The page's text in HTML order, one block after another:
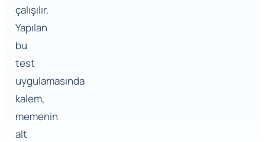
çalışılır.
Yapılan
bu
test
uygulamasında
kalem,
memenin
alt